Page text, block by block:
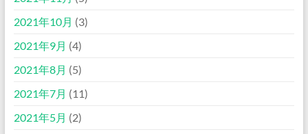
2021年10月 (3)
2021年9月 (4)
2021年8月 (5)
2021年7月 (11)
2021年5月 (2)